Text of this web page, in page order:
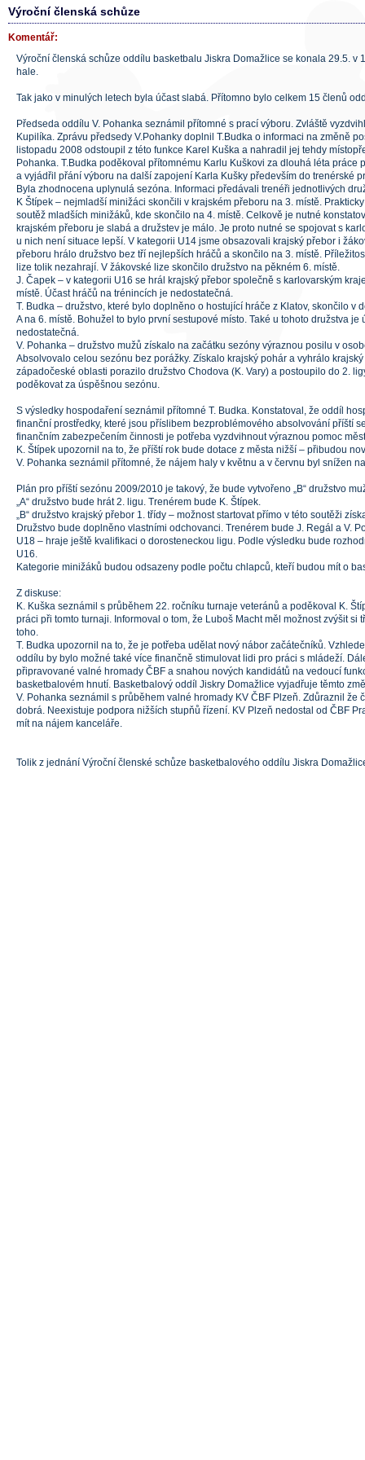
Výroční členská schůze
Komentář:
Výroční členská schůze oddílu basketbalu Jiskra Domažlice se konala 29.5. v
hale.
Tak jako v minulých letech byla účast slabá. Přítomno bylo celkem 15 členů
Předseda oddílu V. Pohanka seznámil přítomné s prací výboru. Zvláště
Kupilíka. Zprávu předsedy V.Pohanky doplnil T.Budka o informaci na změně
listopadu 2008 odstoupil z této funkce Karel Kuška a nahradil jej tehdy
Pohanka. T.Budka poděkoval přítomnému Karlu Kuškovi za dlouhá léta práce
a vyjádřil přání výboru na další zapojení Karla Kušky především do trenérské
Byla zhodnocena uplynulá sezóna. Informaci předávali trenéři jednotlivých
K Štípek – nejmladší minižáci skončili v krajském přeboru na 3. místě.
soutěž mladších minižáků, kde skončilo na 4. místě. Celkově je nutné
krajském přeboru je slabá a družstev je málo. Je proto nutné se spojovat s
u nich není situace lepší. V kategorii U14 jsme obsazovali krajský přebor i
přeboru hrálo družstvo bez tří nejlepších hráčů a skončilo na 3. místě.
lize tolik nezahrají. V žákovské lize skončilo družstvo na pěkném 6. místě.
J. Čapek – v kategorii U16 se hrál krajský přebor společně s karlovarským
místě. Účast hráčů na trénincích je nedostatečná.
T. Budka – družstvo, které bylo doplněno o hostující hráče z Klatov, skončilo v
A na 6. místě. Bohužel to bylo první sestupové místo. Také u tohoto družstva je
nedostatečná.
V. Pohanka – družstvo mužů získalo na začátku sezóny výraznou posilu v
Absolvovalo celou sezónu bez porážky. Získalo krajský pohár a vyhrálo
západočeské oblasti porazilo družstvo Chodova (K. Vary) a postoupilo do 2.
poděkovat za úspěšnou sezónu.
S výsledky hospodaření seznámil přítomné T. Budka. Konstatoval, že oddíl
finanční prostředky, které jsou příslibem bezproblémového absolvování příští
finančním zabezpečením činnosti je potřeba vyzdvihnout výraznou pomoc
K. Štípek upozornil na to, že příští rok bude dotace z města nižší – přibudou
V. Pohanka seznámil přítomné, že nájem haly v květnu a v červnu byl snížen
Plán pro příští sezónu 2009/2010 je takový, že bude vytvořeno „B“ družstvo
„A“ družstvo bude hrát 2. ligu. Trenérem bude K. Štípek.
„B“ družstvo krajský přebor 1. třídy – možnost startovat přímo v této soutěži
Družstvo bude doplněno vlastními odchovanci. Trenérem bude J. Regál a V.
U18 – hraje ještě kvalifikaci o dorosteneckou ligu. Podle výsledku bude
U16.
Kategorie minižáků budou odsazeny podle počtu chlapců, kteří budou mít o
Z diskuse:
K. Kuška seznámil s průběhem 22. ročníku turnaje veteránů a poděkoval K.
práci při tomto turnaji. Informoval o tom, že Luboš Macht měl možnost zvýšit si
toho.
T. Budka upozornil na to, že je potřeba udělat nový nábor začátečníků.
oddílu by bylo možné také více finančně stimulovat lidi pro práci s mládeží.
připravované valné hromady ČBF a snahou nových kandidátů na vedoucí
basketbalovém hnutí. Basketbalový oddíl Jiskry Domažlice vyjadřuje těmto
V. Pohanka seznámil s průběhem valné hromady KV ČBF Plzeň. Zdůraznil že
dobrá. Neexistuje podpora nižších stupňů řízení. KV Plzeň nedostal od ČBF
mít na nájem kanceláře.
Tolik z jednání Výroční členské schůze basketbalového oddílu Jiskra